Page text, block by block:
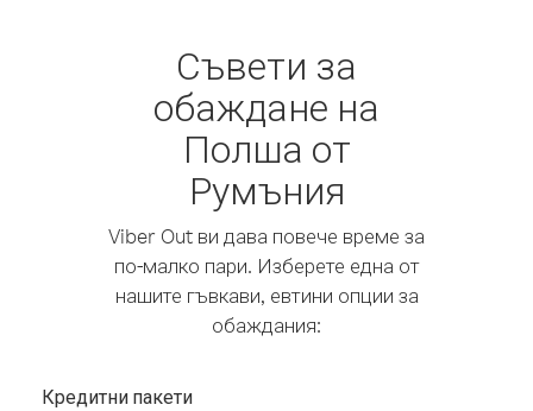
Съвети за
обаждане на
Полша от
Румъния
Viber Out ви дава повече време за
по-малко пари. Изберете една от
нашите гъвкави, евтини опции за
обаждания:
Кредитни пакети